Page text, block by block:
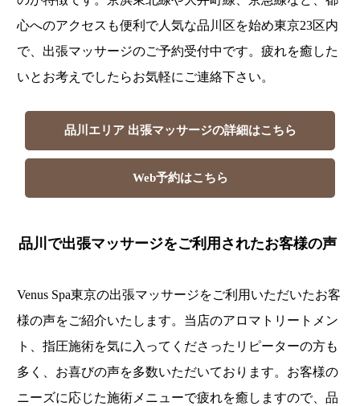
心へのアクセスも便利で人気な品川区を始め東京23区内
で、出張マッサージのご予約受付中です。疲れを癒した
いとお考えでしたらお気軽にご連絡下さい。
品川エリア 出張マッサージの詳細はこちら
Web予約はこちら
品川で出張マッサージをご利用されたお客様の声
Venus Spa東京の出張マッサージをご利用いただいたお客
様の声をご紹介いたします。当店のアロマトリートメン
ト、指圧施術を気に入ってくださったリピーターの方も
多く、お喜びの声を多数いただいております。お客様の
ニーズに応じた施術メニューで疲れを癒しますので、品